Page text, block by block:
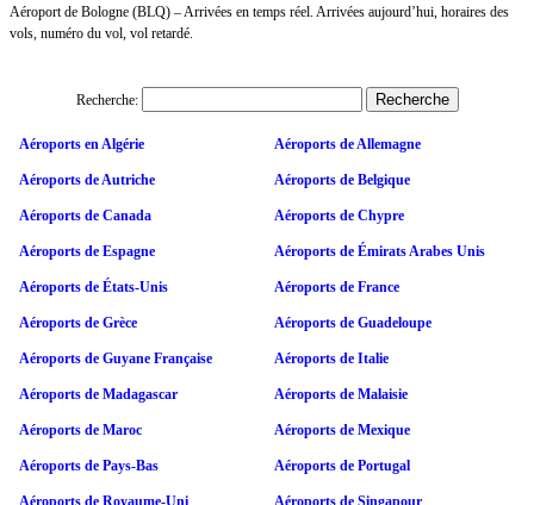
Aéroport de Bologne (BLQ) – Arrivées en temps réel. Arrivées aujourd’hui, horaires des
vols, numéro du vol, vol retardé.
Recherche:
Aéroports en Algérie Aéroports de Allemagne
Aéroports de Autriche Aéroports de Belgique
Aéroports de Canada Aéroports de Chypre
Aéroports de Espagne Aéroports de Émirats Arabes Unis
Aéroports de États-Unis Aéroports de France
Aéroports de Grèce Aéroports de Guadeloupe
Aéroports de Guyane Française Aéroports de Italie
Aéroports de Madagascar Aéroports de Malaisie
Aéroports de Maroc Aéroports de Mexique
Aéroports de Pays-Bas Aéroports de Portugal
Aéroports de Royaume-Uni Aéroports de Singapour